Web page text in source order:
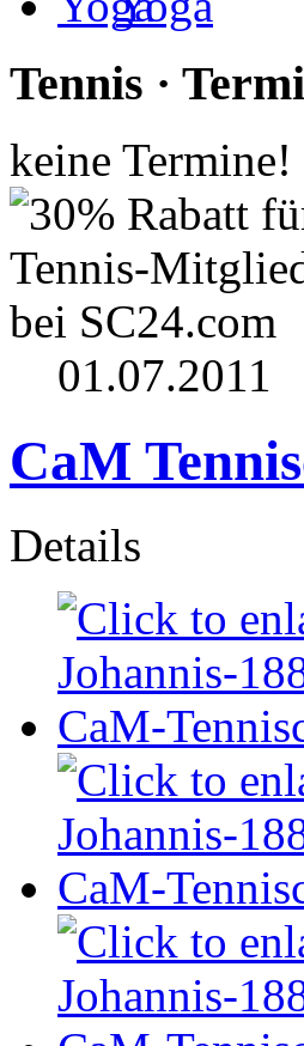
Tennis ·
keine Termine!
01.07.2011
CaM
Details